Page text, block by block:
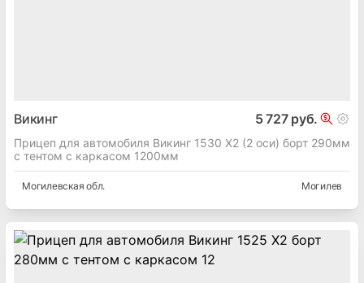
Викинг 5 727 руб.
Прицеп для автомобиля Викинг 1530 X2 (2 оси) борт 290мм
с тентом с каркасом 1200мм
Могилевская обл. Могилев